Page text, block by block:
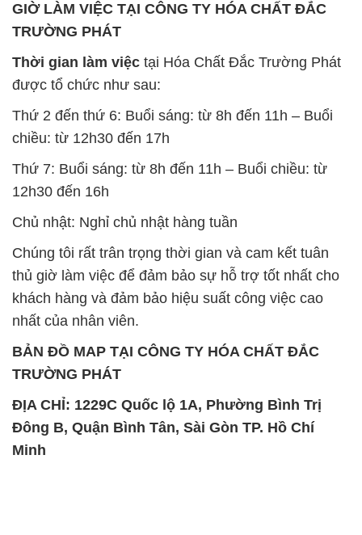
GIỜ LÀM VIỆC TẠI CÔNG TY HÓA CHẤT ĐẮC
TRƯỜNG PHÁT
Thời gian làm việc tại Hóa Chất Đắc Trường Phát
được tổ chức như sau:
Thứ 2 đến thứ 6: Buổi sáng: từ 8h đến 11h – Buổi
chiều: từ 12h30 đến 17h
Thứ 7: Buổi sáng: từ 8h đến 11h – Buổi chiều: từ
12h30 đến 16h
Chủ nhật: Nghỉ chủ nhật hàng tuần
Chúng tôi rất trân trọng thời gian và cam kết tuân
thủ giờ làm việc để đảm bảo sự hỗ trợ tốt nhất cho
khách hàng và đảm bảo hiệu suất công việc cao
nhất của nhân viên.
BẢN ĐỒ MAP TẠI CÔNG TY HÓA CHẤT ĐẮC
TRƯỜNG PHÁT
ĐỊA CHỈ: 1229C Quốc lộ 1A, Phường Bình Trị
Đông B, Quận Bình Tân, Sài Gòn TP. Hồ Chí
Minh